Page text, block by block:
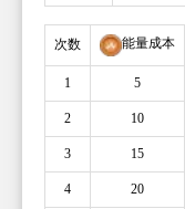
次数 能量成本
1 5
2 10
3 15
4 20